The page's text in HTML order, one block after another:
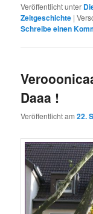
Veröffentlicht unter
Zeitgeschichte |
Schreibe einen
Daaa !
Veröffentlicht am22.